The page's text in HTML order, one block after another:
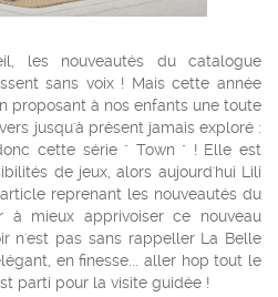
les nouveautés du catalogue
sans voix ! Mais cette année
proposant à nos enfants une toute
jusqu'à présent jamais exploré :
cette série " Town " ! Elle est
de jeux, alors aujourd'hui Lili
reprenant les nouveautés du
à mieux apprivoiser ce nouveau
n'est pas sans rappeller La Belle
en finesse... aller hop tout le
parti pour la visite guidée !